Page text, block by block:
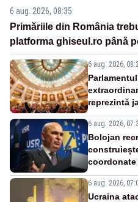
6 aug. 2026, 08:35
Primăriile din România
platforma ghiseul.ro până
6 aug. 2026,
reprezintă
6 aug. 2026,
Bolojan
coordonate
6 aug. 2026,
Ucraina